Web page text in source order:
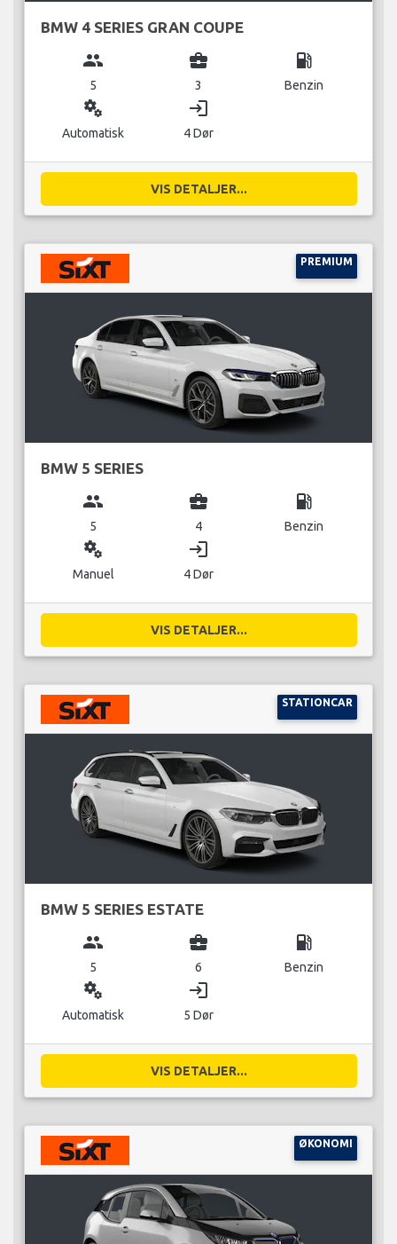
BMW 4 SERIES GRAN COUPE
group
5
business_center
3
local_gas_station
Benzin
miscellaneous_services
Automatisk
login
4 Dør
VIS DETALJER...
PREMIUM
BMW 5 SERIES
group
5
business_center
4
local_gas_station
Benzin
miscellaneous_services
Manuel
login
4 Dør
VIS DETALJER...
STATIONCAR
BMW 5 SERIES ESTATE
group
5
business_center
6
local_gas_station
Benzin
miscellaneous_services
Automatisk
login
5 Dør
VIS DETALJER...
ØKONOMI